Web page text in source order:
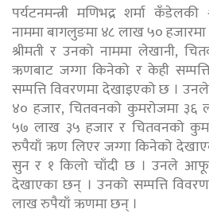
पर्यटनमन्त्री मणिभद्र शर्मा
नाममा बागलुङमा ४८ लाख ५०
श्रीमती र उनको नाममा लेखानी,
ऋणबाट जग्गा किनेको र केही
सम्पत्ति विवरणमा देखाइएको छ ।
४० हजार, चितवनको कुमरोजमा ३६
५७ लाख ३५ हजार र चितवनको
रुपैयाँ ऋण लिएर जग्गा किनेको
सुन र १ किलो चाँदी छ । उनले
देखाएका छन् । उनको सम्पत्ति
लाख रुपैयाँ ऋणमा छन् ।